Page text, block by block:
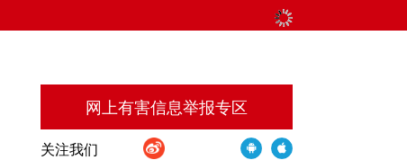
网上有害信息举报专区
关注我们